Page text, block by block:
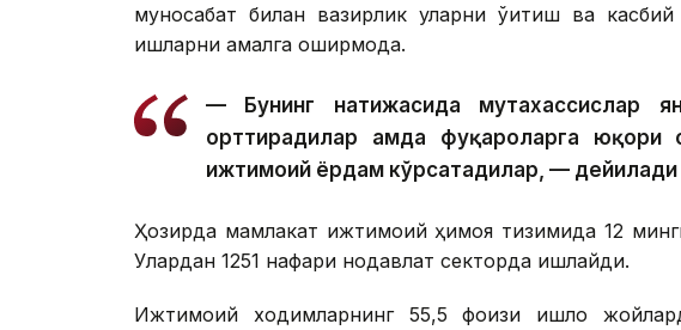
муносабат билан вазирлик уларни ўқитиш ва
ишларни амалга оширмоқда.
— Бунинг натижасида мутахассислар
орттирадилар ҳамда фуқароларга
ижтимоий ёрдам кўрсатадилар, — дейилади
Ҳозирда мамлакат ижтимоий ҳимоя тизимида 12
Улардан 1251 нафари нодавлат секторда ишлайди.
Ижтимоий ходимларнинг 55,5 фоизи қишлоқ